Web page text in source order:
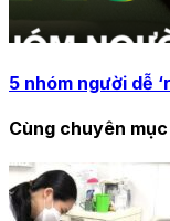
5 nhóm người dễ
Cùng chuyên mục